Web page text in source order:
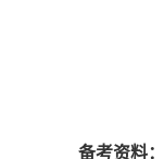
备考资料：